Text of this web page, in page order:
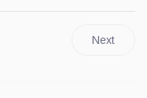
Next